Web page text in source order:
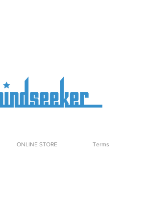
ONLINE STORE Terms